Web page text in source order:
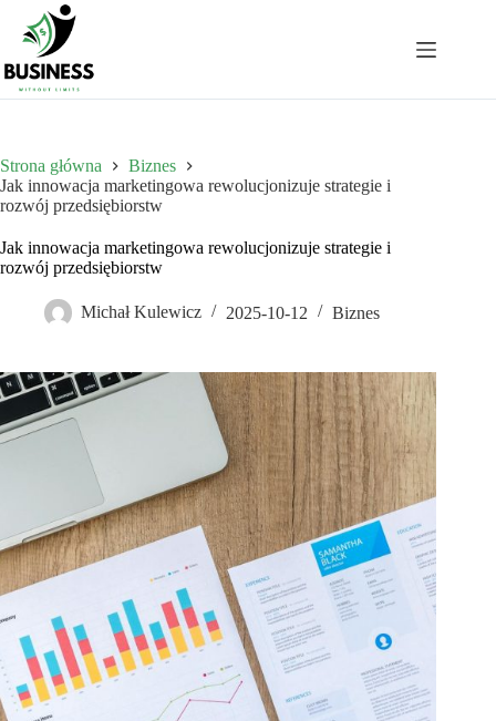
Przejdź
treści
Strona główna
Biznes
Jak innowacja marketingowa rewolucjonizuje strategie i
rozwój przedsiębiorstw
Jak innowacja marketingowa rewolucjonizuje strategie i
rozwój przedsiębiorstw
Michał Kulewicz 2025-10-12 Biznes